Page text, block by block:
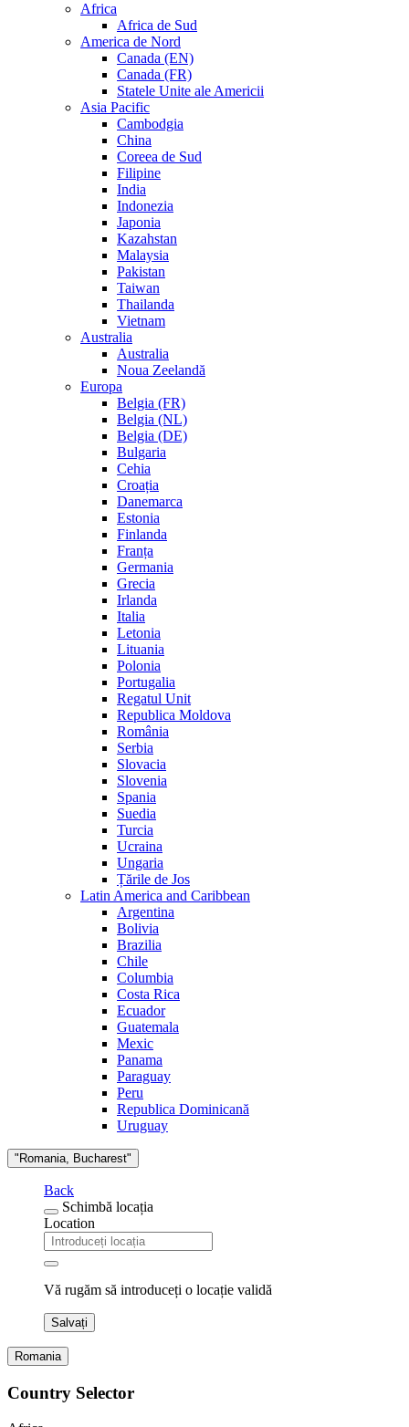
Africa
Africa de Sud
America de Nord
Canada (EN)
Canada (FR)
Statele Unite ale Americii
Asia Pacific
Cambodgia
China
Coreea de Sud
Filipine
India
Indonezia
Japonia
Kazahstan
Malaysia
Pakistan
Taiwan
Thailanda
Vietnam
Australia
Australia
Noua Zeelandă
Europa
Belgia (FR)
Belgia (NL)
Belgia (DE)
Bulgaria
Cehia
Croația
Danemarca
Estonia
Finlanda
Franța
Germania
Grecia
Irlanda
Italia
Letonia
Lituania
Polonia
Portugalia
Regatul Unit
Republica Moldova
România
Serbia
Slovacia
Slovenia
Spania
Suedia
Turcia
Ucraina
Ungaria
Țările de Jos
Latin America and Caribbean
Argentina
Bolivia
Brazilia
Chile
Columbia
Costa Rica
Ecuador
Guatemala
Mexic
Panama
Paraguay
Peru
Republica Dominicană
Uruguay
"Romania, Bucharest"
Back
Schimbă locația
Location
Vă rugăm să introduceți o locație validă
Salvați
Romania
Country Selector